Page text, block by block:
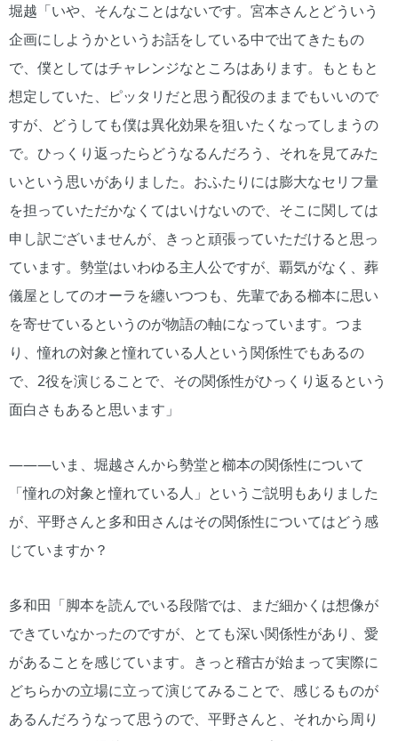
堀越「いや、そんなことはないです。宮本さんとどういう
企画にしようかというお話をしている中で出てきたもの
で、僕としてはチャレンジなところはあります。もともと
想定していた、ピッタリだと思う配役のままでもいいので
すが、どうしても僕は異化効果を狙いたくなってしまうの
で。ひっくり返ったらどうなるんだろう、それを見てみた
いという思いがありました。おふたりには膨大なセリフ量
を担っていただかなくてはいけないので、そこに関しては
申し訳ございませんが、きっと頑張っていただけると思っ
ています。勢堂はいわゆる主人公ですが、覇気がなく、葬
儀屋としてのオーラを纏いつつも、先輩である櫛本に思い
を寄せているというのが物語の軸になっています。つま
り、憧れの対象と憧れている人という関係性でもあるの
で、2役を演じることで、その関係性がひっくり返るという
面白さもあると思います」
―――いま、堀越さんから勢堂と櫛本の関係性について
「憧れの対象と憧れている人」というご説明もありました
が、平野さんと多和田さんはその関係性についてはどう感
じていますか？
多和田「脚本を読んでいる段階では、まだ細かくは想像が
できていなかったのですが、とても深い関係性があり、愛
があることを感じています。きっと稽古が始まって実際に
どちらかの立場に立って演じてみることで、感じるものが
あるんだろうなって思うので、平野さんと、それから周り